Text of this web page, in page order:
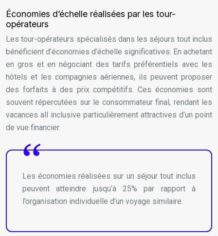
Économies d’échelle réalisées par les tour-
opérateurs
Les tour-opérateurs spécialisés dans les séjours tout inclus
bénéficient d’économies d’échelle significatives. En achetant
en gros et en négociant des tarifs préférentiels avec les
hôtels et les compagnies aériennes, ils peuvent proposer
des forfaits à des prix compétitifs. Ces économies sont
souvent répercutées sur le consommateur final, rendant les
vacances all inclusive particulièrement attractives d’un point
de vue financier.
Les économies réalisées sur un séjour tout inclus
peuvent atteindre jusqu’à 25% par rapport à
l’organisation individuelle d’un voyage similaire.